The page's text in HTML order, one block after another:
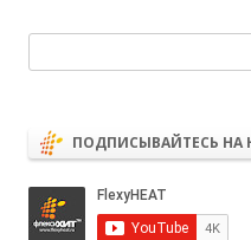
ПОДПИСЫВАЙТЕСЬ НА